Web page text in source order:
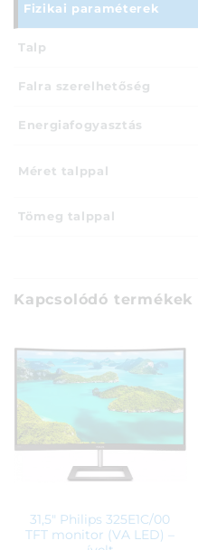
Fizikai paraméterek
Talp
Falra szerelhetőség
Energiafogyasztás
Méret talppal
Tömeg talppal
Kapcsolódó termékek
31,5″ Philips 325E1C/00
TFT monitor (VA LED) –